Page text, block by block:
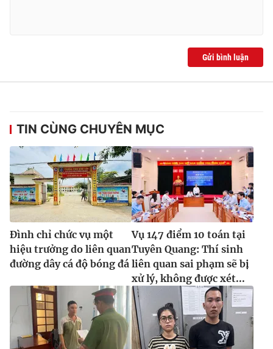
Gửi bình luận
TIN CÙNG CHUYÊN MỤC
Đình chỉ chức vụ một
hiệu trưởng do liên quan
đường dây cá độ bóng đá
Vụ 147 điểm 10 toán tại
Tuyên Quang: Thí sinh
liên quan sai phạm sẽ bị
xử lý, không được xét...